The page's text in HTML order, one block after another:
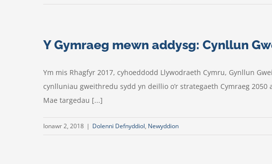
Y Gymraeg mewn addysg: Cynllun
Ym mis Rhagfyr 2017, cyhoeddodd Llywodraeth Cymru, Gynllun
cynlluniau gweithredu sydd yn deillio o’r strategaeth Cymraeg
Mae targedau [...]
Ionawr 2, 2018 | Dolenni Defnyddiol, Newyddion